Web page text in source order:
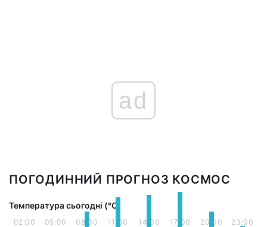
ad
ПОГОДИННИЙ ПРОГНОЗ КОСМОС
Температура сьогодні (°С)
02:00 05:00 08:00 11:00 14:00 17:00 20:00 23:00